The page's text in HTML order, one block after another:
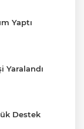
Yaptı
Yaralandı
Destek